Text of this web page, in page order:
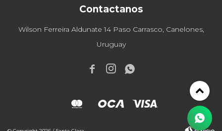
Contactanos
Wilson Ferreira Aldunate 14 Paso Carrasco, Canelones,
Uruguay
  